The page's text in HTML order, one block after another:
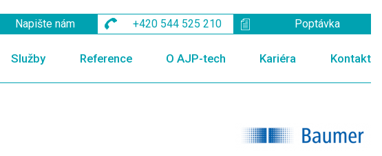
Poptávka
+420 544 525 210
Napište nám
Služby Reference O AJP-tech Kariéra Kontakt